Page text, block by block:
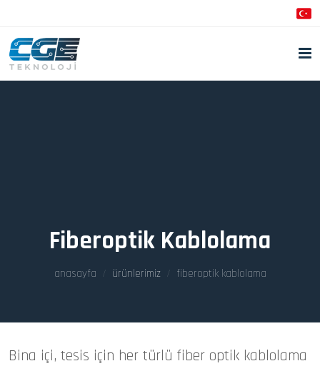
Fiberoptik Kablolama
anasayfa ürünlerimiz fiberoptik kablolama
Bina içi, tesis için her türlü fiber optik kablolama